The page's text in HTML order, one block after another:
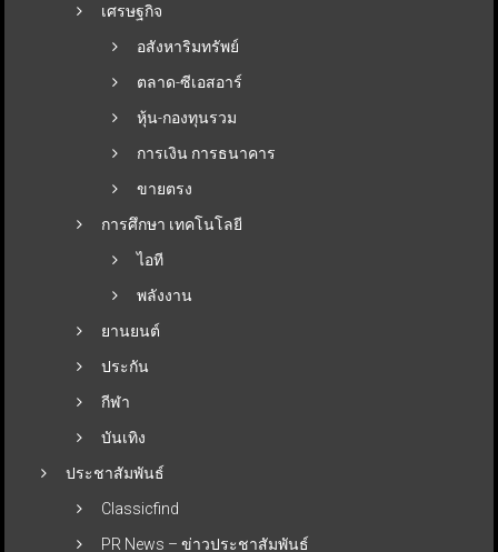
เศรษฐกิจ
อสังหาริมทรัพย์
ตลาด-ซีเอสอาร์
หุ้น-กองทุนรวม
การเงิน การธนาคาร
ขายตรง
การศึกษา เทคโนโลยี
ไอที
พลังงาน
ยานยนต์
ประกัน
กีฬา
บันเทิง
ประชาสัมพันธ์
Classicfind
PR News – ข่าวประชาสัมพันธ์